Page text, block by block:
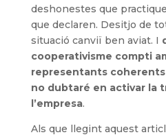
deshonestes que
que declaren. Desitjo de
situació canviï ben aviat. I
cooperativisme compti
representants
no dubtaré en activar la
l’empresa.
Als que llegint aquest